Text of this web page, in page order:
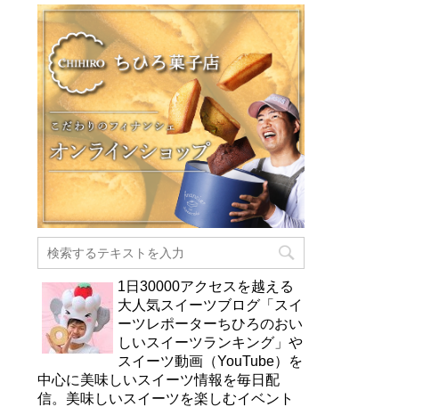
1日30000アクセスを越える
大人気スイーツブログ「スイ
ーツレポーターちひろのおい
しいスイーツランキング」や
スイーツ動画（YouTube）を
中心に美味しいスイーツ情報を毎日配
信。美味しいスイーツを楽しむイベント